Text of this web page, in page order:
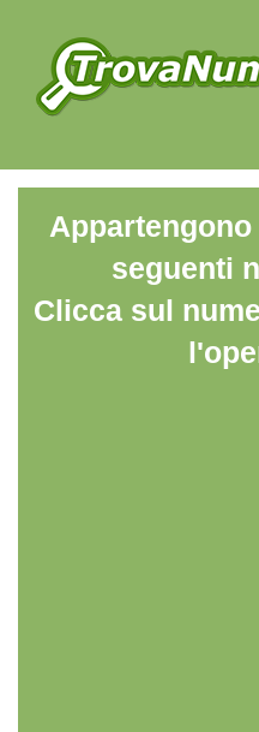
seguenti
Clicca sul